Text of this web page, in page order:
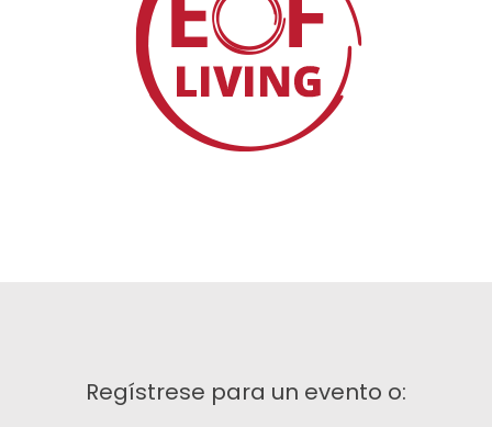
Regístrese para un evento o: